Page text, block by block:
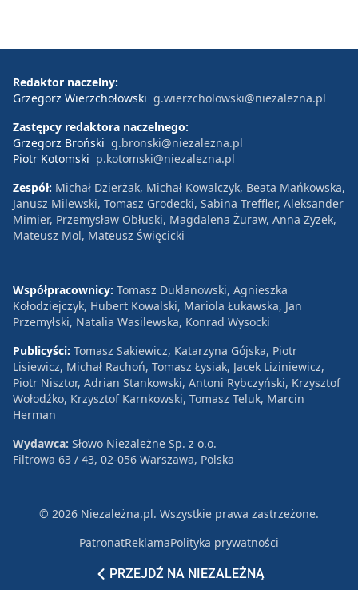
PRZEJDŹ NA NIEZALEŻNĄ
Redaktor naczelny:
Grzegorz Wierzchołowski g.wierzcholowski@niezalezna.pl
Zastępcy redaktora naczelnego:
Grzegorz Broński g.bronski@niezalezna.pl
Piotr Kotomski p.kotomski@niezalezna.pl
Zespół: Michał Dzierżak, Michał Kowalczyk, Beata Mańkowska,
Janusz Milewski, Tomasz Grodecki, Sabina Treffler, Aleksander
Mimier, Przemysław Obłuski, Magdalena Żuraw, Anna Zyzek,
Mateusz Mol, Mateusz Święcicki
Współpracownicy: Tomasz Duklanowski, Agnieszka
Kołodziejczyk, Hubert Kowalski, Mariola Łukawska, Jan
Przemyłski, Natalia Wasilewska, Konrad Wysocki
Publicyści: Tomasz Sakiewicz, Katarzyna Gójska, Piotr
Lisiewicz, Michał Rachoń, Tomasz Łysiak, Jacek Liziniewicz,
Piotr Nisztor, Adrian Stankowski, Antoni Rybczyński, Krzysztof
Wołodźko, Krzysztof Karnkowski, Tomasz Teluk, Marcin
Herman
Wydawca: Słowo Niezależne Sp. z o.o.
Filtrowa 63 / 43, 02-056 Warszawa, Polska
© 2026 Niezależna.pl. Wszystkie prawa zastrzeżone.
PatronatReklamaPolityka prywatności